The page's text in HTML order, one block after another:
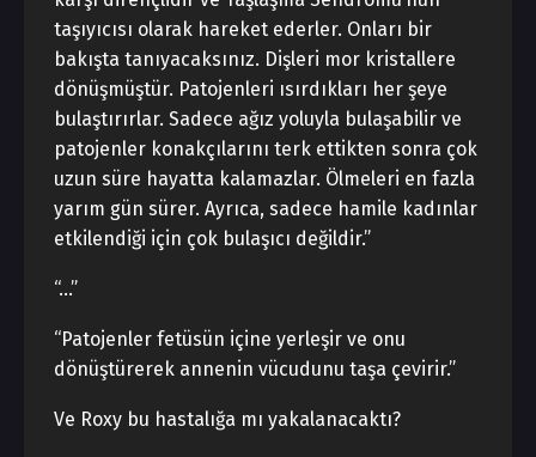
taşıyıcısı olarak hareket ederler. Onları bir
bakışta tanıyacaksınız. Dişleri mor kristallere
dönüşmüştür. Patojenleri ısırdıkları her şeye
bulaştırırlar. Sadece ağız yoluyla bulaşabilir ve
patojenler konakçılarını terk ettikten sonra çok
uzun süre hayatta kalamazlar. Ölmeleri en fazla
yarım gün sürer. Ayrıca, sadece hamile kadınlar
etkilendiği için çok bulaşıcı değildir.”
“…”
“Patojenler fetüsün içine yerleşir ve onu
dönüştürerek annenin vücudunu taşa çevirir.”
Ve Roxy bu hastalığa mı yakalanacaktı?